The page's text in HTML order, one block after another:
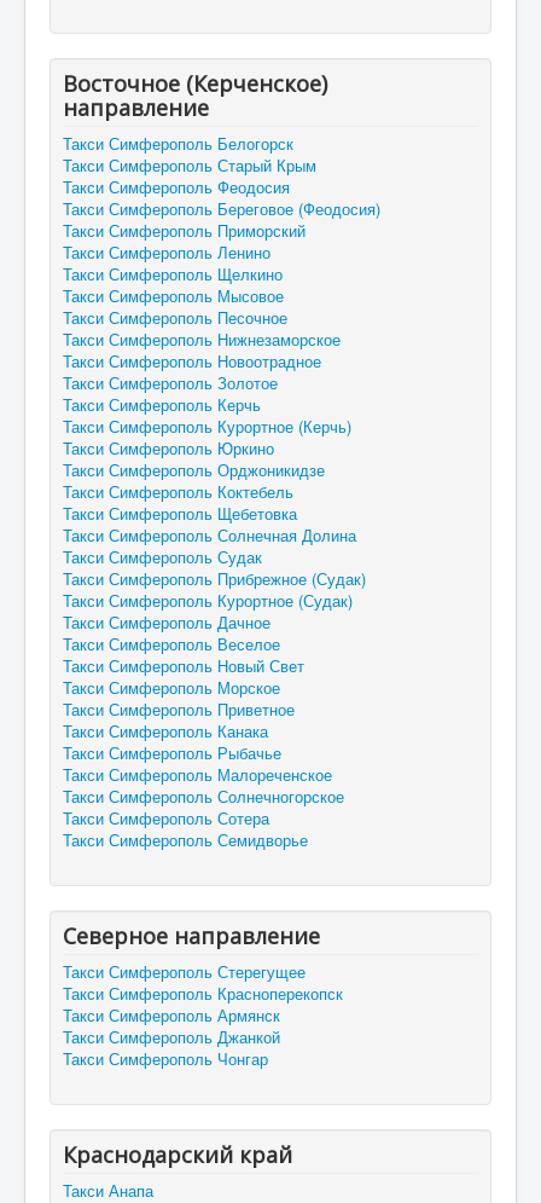
Восточное (Керченское)
направление
Такси Симферополь Белогорск
Такси Симферополь Старый Крым
Такси Симферополь Феодосия
Такси Симферополь Береговое (Феодосия)
Такси Симферополь Приморский
Такси Симферополь Ленино
Такси Симферополь Щелкино
Такси Симферополь Мысовое
Такси Симферополь Песочное
Такси Симферополь Нижнезаморское
Такси Симферополь Новоотрадное
Такси Симферополь Золотое
Такси Симферополь Керчь
Такси Симферополь Курортное (Керчь)
Такси Симферополь Юркино
Такси Симферополь Орджоникидзе
Такси Симферополь Коктебель
Такси Симферополь Щебетовка
Такси Симферополь Солнечная Долина
Такси Симферополь Судак
Такси Симферополь Прибрежное (Судак)
Такси Симферополь Курортное (Судак)
Такси Симферополь Дачное
Такси Симферополь Веселое
Такси Симферополь Новый Свет
Такси Симферополь Морское
Такси Симферополь Приветное
Такси Симферополь Канака
Такси Симферополь Рыбачье
Такси Симферополь Малореченское
Такси Симферополь Солнечногорское
Такси Симферополь Сотера
Такси Симферополь Семидворье
Северное направление
Такси Симферополь Стерегущее
Такси Симферополь Красноперекопск
Такси Симферополь Армянск
Такси Симферополь Джанкой
Такси Симферополь Чонгар
Краснодарский край
Такси Анапа